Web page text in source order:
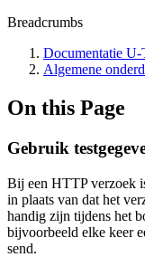
Breadcrumbs
Documentatie
Algemene
On this Page
Gebruik
Bij een HTTP verzoek
in plaats van dat het
handig zijn tijdens het
bijvoorbeeld elke keer
send.